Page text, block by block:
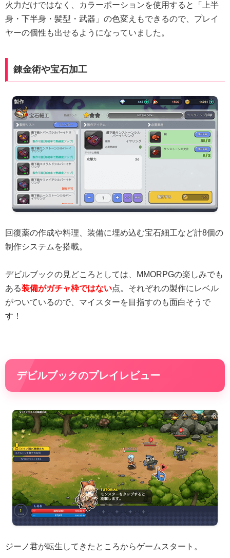
火力だけではなく、カラーポーションを使用すると「上半
身・下半身・髪型・武器」の色変えもできるので、プレイ
ヤーの個性も出せるようになっていました。
錬金術や宝石加工
回復薬の作成や料理、装備に埋め込む宝石細工など計8個の
制作システムを搭載。
デビルブックの見どころとしては、MMORPGの楽しみでも
ある装備がガチャ枠ではない点。それぞれの製作にレベル
がついているので、マイスターを目指すのも面白そうで
す！
デビルブックのプレイレビュー
ジーノ君が転生してきたところからゲームスタート。